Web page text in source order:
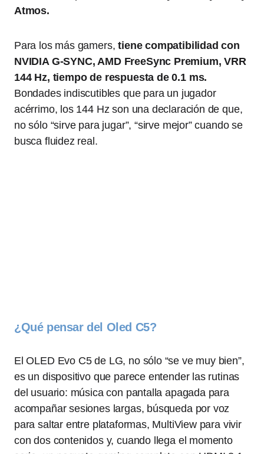
Atmos.
Para los más gamers,tiene compatibilidad con
NVIDIA G-SYNC, AMD FreeSync Premium, VRR
144 Hz, tiempo de respuesta de 0.1 ms.
Bondades indiscutibles que para un jugador
acérrimo, los 144 Hz son una declaración de que,
no sólo “sirve para jugar”, “sirve mejor” cuando se
busca fluidez real.
¿Qué pensar del Oled C5?
El OLED Evo C5 de LG, no sólo “se ve muy bien”,
es un dispositivo que parece entender las rutinas
del usuario: música con pantalla apagada para
acompañar sesiones largas, búsqueda por voz
para saltar entre plataformas, MultiView para vivir
con dos contenidos y, cuando llega el momento